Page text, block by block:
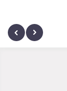
サノヴァ